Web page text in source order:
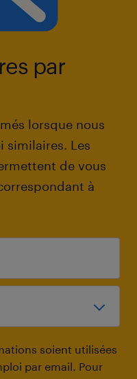
par
lorsque nous
similaires. Les
de vous
à
soient utilisées
par email. Pour